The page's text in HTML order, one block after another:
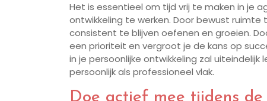
Het is essentieel om tijd vrij te maken in je
ontwikkeling te werken. Door bewust
consistent te blijven oefenen en groeien.
een prioriteit en vergroot je de kans op
in je persoonlijke ontwikkeling zal
persoonlijk als professioneel vlak.
Doe actief mee tijdens